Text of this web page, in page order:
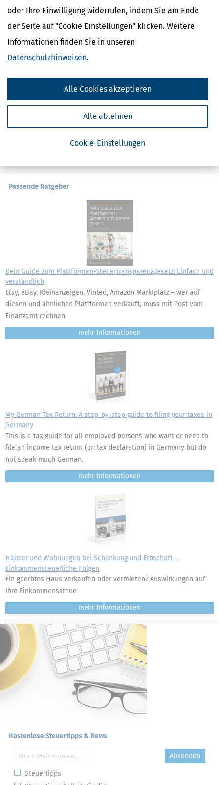
oder Ihre Einwilligung widerrufen, indem Sie am Ende
der Seite auf "Cookie Einstellungen" klicken. Weitere
Informationen finden Sie in unseren
Datenschutzhinweisen.
Cookie-Einstellungen
Alle ablehnen
Alle Cookies akzeptieren
Steuererklärung für 2025: Abgabefrist endet am 31. Juli!
13.07.2026, 06:11 Uhr]Die Abgabefrist für die Steuererklärung
Steuerberater oder Lohnsteuerhilfevereine beim Finanzamt
eingereicht werden. Die
mehr
Weitere News zum Thema
Passende Ratgeber
Dein Guide zum Plattformen-Steuertransparenzgesetz: Einfach und
verständlich
Etsy, eBay, Kleinanzeigen, Vinted, Amazon Marktplatz – wer auf
diesen und ähnlichen Plattformen verkauft, muss mit Post vom
Finanzamt rechnen.
mehr
My German Tax Return: A step-by-step guide to filing your taxes in
Germany
This is a tax guide for all employed persons who want or need to
file an income tax return (or: tax declaration) in Germany but do
not speak much German.
mehr
Häuser und Wohnungen bei Schenkung und Erbschaft –
Einkommensteuerliche Folgen
Ein geerbtes Haus verkaufen oder vermieten? Auswirkungen auf
Ihre Einkommenssteue
mehr
Kostenlose Steuertipps & News
Absenden
Steuertipps